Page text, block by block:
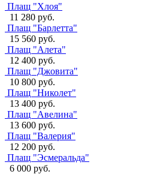
Плащ "Хлоя"
11 280 руб.
Плащ "Барлетта"
15 560 руб.
Плащ "Алета"
12 400 руб.
Плащ "Джовита"
10 800 руб.
Плащ "Николет"
13 400 руб.
Плащ "Авелина"
13 600 руб.
Плащ "Валерия"
12 200 руб.
Плащ "Эсмеральда"
6 000 руб.